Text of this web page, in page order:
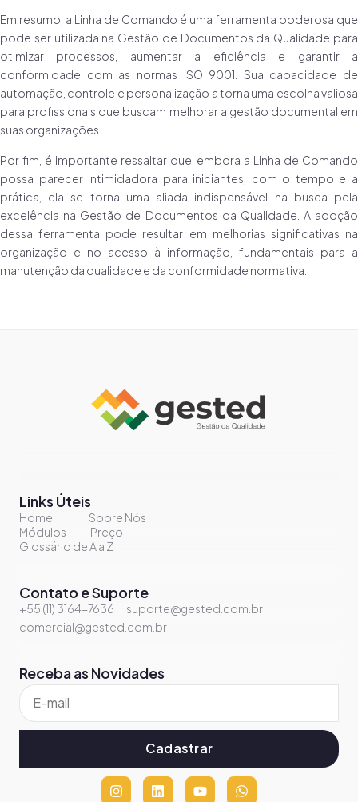
Em resumo, a Linha de Comando é uma ferramenta poderosa que
pode ser utilizada na Gestão de Documentos da Qualidade para
otimizar processos, aumentar a eficiência e garantir a
conformidade com as normas ISO 9001. Sua capacidade de
automação, controle e personalização a torna uma escolha valiosa
para profissionais que buscam melhorar a gestão documental em
suas organizações.
Por fim, é importante ressaltar que, embora a Linha de Comando
possa parecer intimidadora para iniciantes, com o tempo e a
prática, ela se torna uma aliada indispensável na busca pela
excelência na Gestão de Documentos da Qualidade. A adoção
dessa ferramenta pode resultar em melhorias significativas na
organização e no acesso à informação, fundamentais para a
manutenção da qualidade e da conformidade normativa.
Receba as Novidades
Cadastrar
Links Úteis
Home
Sobre Nós
Módulos
Preço
Glossário de A a Z
Contato e Suporte
+55 (11) 3164-7636
suporte@gested.com.br
comercial@gested.com.br